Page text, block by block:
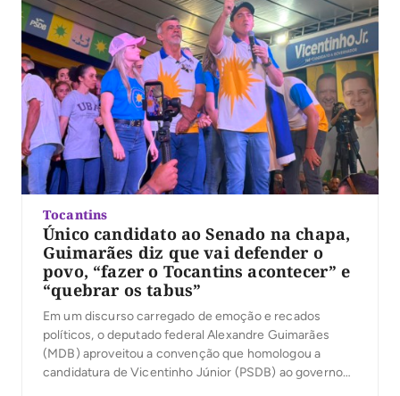
Tocantins
Único candidato ao Senado na chapa,
Guimarães diz que vai defender o
povo, “fazer o Tocantins acontecer” e
“quebrar os tabus”
Em um discurso carregado de emoção e recados
políticos, o deputado federal Alexandre Guimarães
(MDB) aproveitou a convenção que homologou a
candidatura de Vicentinho Júnior (PSDB) ao governo